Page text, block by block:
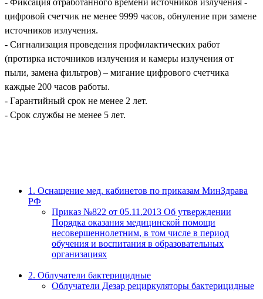
- Фиксация отработанного времени источников излучения -
цифровой счетчик не менее 9999 часов, обнуление при замене
источников излучения.
- Сигнализация проведения профилактических работ
(протирка источников излучения и камеры излучения от
пыли, замена фильтров) – мигание цифрового счетчика
каждые 200 часов работы.
- Гарантийный срок не менее 2 лет.
- Срок службы не менее 5 лет.
1. Оснащение мед. кабинетов по приказам МинЗдрава
РФ
Приказ №822 от 05.11.2013 Об утверждении
Порядка оказания медицинской помощи
несовершеннолетним, в том числе в период
обучения и воспитания в образовательных
организациях
2. Облучатели бактерицидные
Облучатели Дезар рециркуляторы бактерицидные